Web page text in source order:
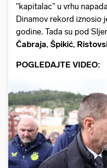
"kapitalac" u vrhu
Dinamov rekord iznosio
godine. Tada su pod
Čabraja, Špikić,
POGLEDAJTE VIDEO: